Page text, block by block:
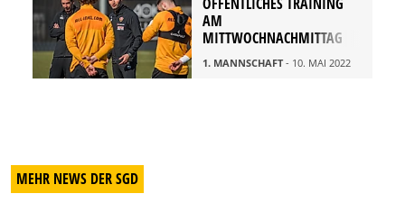
AM
MITTWOCHNACHMITTAG
1. MANNSCHAFT- 10. MAI 2022
MEHR NEWS DER SGD